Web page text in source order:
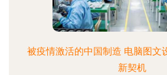
被疫情激活的中国制造 电脑图文
新契机